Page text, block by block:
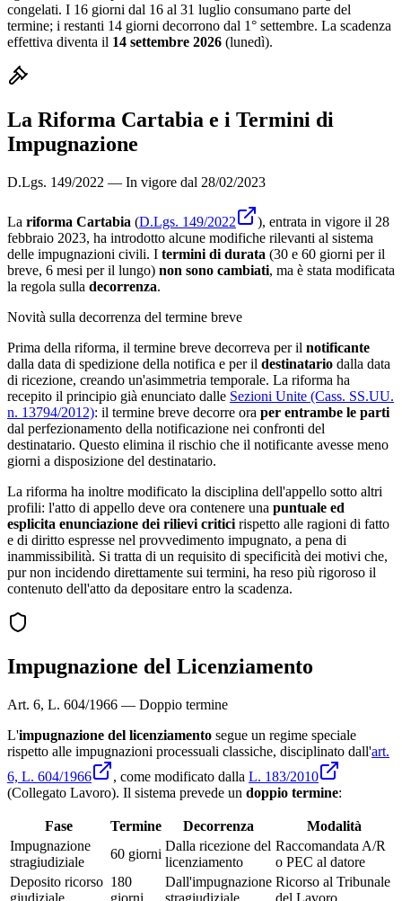
congelati. I 16 giorni dal 16 al 31 luglio consumano parte del
termine; i restanti 14 giorni decorrono dal 1° settembre. La scadenza
effettiva diventa il 14 settembre 2026 (lunedì).
La Riforma Cartabia e i Termini di
Impugnazione
D.Lgs. 149/2022 — In vigore dal 28/02/2023
La riforma Cartabia (D.Lgs. 149/2022
), entrata in vigore il 28
febbraio 2023, ha introdotto alcune modifiche rilevanti al sistema
delle impugnazioni civili. I termini di durata (30 e 60 giorni per il
breve, 6 mesi per il lungo) non sono cambiati, ma è stata modificata
la regola sulla decorrenza.
Novità sulla decorrenza del termine breve
Prima della riforma, il termine breve decorreva per il notificante
dalla data di spedizione della notifica e per il destinatario dalla data
di ricezione, creando un'asimmetria temporale. La riforma ha
recepito il principio già enunciato dalle Sezioni Unite (Cass. SS.UU.
n. 13794/2012): il termine breve decorre ora per entrambe le parti
dal perfezionamento della notificazione nei confronti del
destinatario. Questo elimina il rischio che il notificante avesse meno
giorni a disposizione del destinatario.
La riforma ha inoltre modificato la disciplina dell'appello sotto altri
profili: l'atto di appello deve ora contenere una puntuale ed
esplicita enunciazione dei rilievi critici rispetto alle ragioni di fatto
e di diritto espresse nel provvedimento impugnato, a pena di
inammissibilità. Si tratta di un requisito di specificità dei motivi che,
pur non incidendo direttamente sui termini, ha reso più rigoroso il
contenuto dell'atto da depositare entro la scadenza.
Impugnazione del Licenziamento
Art. 6, L. 604/1966 — Doppio termine
L'impugnazione del licenziamento segue un regime speciale
rispetto alle impugnazioni processuali classiche, disciplinato dall'art.
6, L. 604/1966
, come modificato dalla L. 183/2010
(Collegato Lavoro). Il sistema prevede un doppio termine:
Fase Termine Decorrenza
Modalità
Impugnazione
stragiudiziale
60 giorni
Dalla ricezione del
licenziamento
Raccomandata A/R
o PEC al datore
Deposito ricorso
giudiziale
180
giorni
Dall'impugnazione
stragiudiziale
Ricorso al Tribunale
del Lavoro